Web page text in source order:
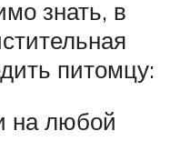
знать, в
питомцу:
на любой